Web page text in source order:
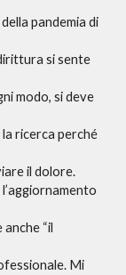
pandemia di
si sente
modo, si deve
ricerca perché
il dolore.
“il
Mi